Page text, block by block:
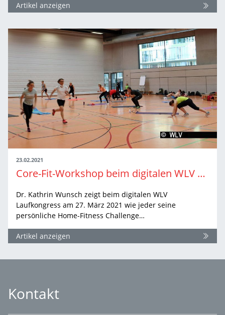
Artikel anzeigen
23.02.2021
Core-Fit-Workshop beim digitalen WLV Laufkongress 2021
Dr. Kathrin Wunsch zeigt beim digitalen WLV
Laufkongress am 27. März 2021 wie jeder seine
persönliche Home-Fitness Challenge…
Artikel anzeigen
Kontakt